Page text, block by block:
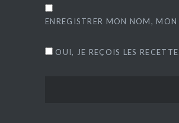
ENREGISTRER MON NOM,
OUI, JE REÇOIS LES